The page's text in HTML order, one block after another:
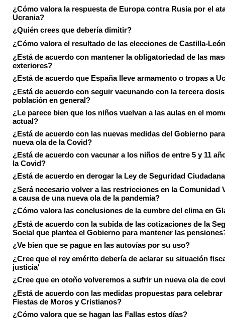
¿Cómo valora la respuesta de Europa contra Rusia por el
Ucrania?
¿Quién crees que debería dimitir?
¿Cómo valora el resultado de las elecciones de Castilla-
¿Está de acuerdo con mantener la obligatoriedad de las
exteriores?
¿Está de acuerdo que España lleve armamento o tropas a
¿Está de acuerdo con seguir vacunando con la tercera
población en general?
¿Le parece bien que los niños vuelvan a las aulas en el
actual?
¿Está de acuerdo con las nuevas medidas del Gobierno
nueva ola de la Covid?
¿Está de acuerdo con vacunar a los niños de entre 5 y 11
la Covid?
¿Está de acuerdo en derogar la Ley de Seguridad
¿Será necesario volver a las restricciones en la Comunidad
a causa de una nueva ola de la pandemia?
¿Cómo valora las conclusiones de la cumbre del clima en
¿Está de acuerdo con la subida de las cotizaciones de la
Social que plantea el Gobierno para mantener las
¿Ve bien que se pague en las autovías por su uso?
¿Cree que el rey emérito debería de aclarar su situación
justicia'
¿Cree que en otoño volveremos a sufrir un nueva ola de
¿Está de acuerdo con las medidas propuestas para celebrar
Fiestas de Moros y Cristianos?
¿Cómo valora que se hagan las Fallas estos días?